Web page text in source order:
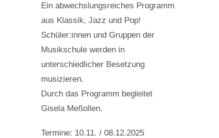
Ein abwechslungsreiches Programm
aus Klassik, Jazz und Pop!
Schüler:innen und Gruppen der
Musikschule werden in
unterschiedlicher Besetzung
musizieren.
Durch das Programm begleitet
Gisela Meßollen.
Termine: 10.11. / 08.12.2025